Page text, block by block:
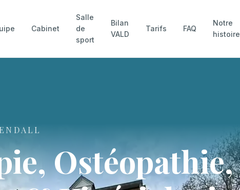
Cabinet
Salle
de
sport
Bilan
VALD
Tarifs FAQ
Notre
histoire
Ostéopathie,